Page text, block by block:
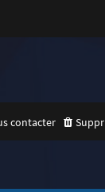
contacter